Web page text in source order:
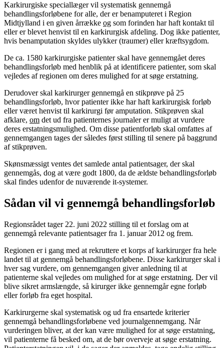
Karkirurgiske speciallæger vil systematisk gennemgå
behandlingsforløbene for alle, der er benamputeret i Region
Midtjylland i en given årrække og som forinden har haft kontakt til
eller er blevet henvist til en karkirurgisk afdeling. Dog ikke patienter,
hvis benamputation skyldes ulykker (traumer) eller kræftsygdom.
De ca. 1580 karkirurgiske patienter skal have gennemgået deres
behandlingsforløb med henblik på at identificere patienter, som skal
vejledes af regionen om deres mulighed for at søge erstatning.
Derudover skal karkirurger gennemgå en stikprøve på 25
behandlingsforløb, hvor patienter ikke har haft karkirurgisk forløb
eller været henvist til karkirurgi før amputation. Stikprøven skal
afklare, om det ud fra patienternes journaler er muligt at vurdere
deres erstatningsmulighed. Om disse patientforløb skal omfattes af
gennemgangen tages der således først stilling til senere på baggrund
af stikprøven.
Skønsmæssigt ventes det samlede antal patientsager, der skal
gennemgås, dog at være godt 1800, da de ældste behandlingsforløb
skal findes udenfor de nuværende it-systemer.
Sådan vil vi gennemgå behandlingsforløb
Regionsrådet tager 22. juni 2022 stilling til et forslag om at
gennemgå relevante patientsager fra 1. januar 2012 og frem.
Regionen er i gang med at rekruttere et korps af karkirurger fra hele
landet til at gennemgå behandlingsforløbene. Disse karkirurger skal i
hver sag vurdere, om gennemgangen giver anledning til at
patienterne skal vejledes om mulighed for at søge erstatning. Der vil
blive sikret armslængde, så kirurger ikke gennemgår egne forløb
eller forløb fra eget hospital.
Karkirurgerne skal systematisk og ud fra ensartede kriterier
gennemgå behandlingsforløbene ved journalgennemgang. Når
vurderingen bliver, at der kan være mulighed for at søge erstatning,
vil patienterne få besked om, at de bør overveje at søge erstatning.